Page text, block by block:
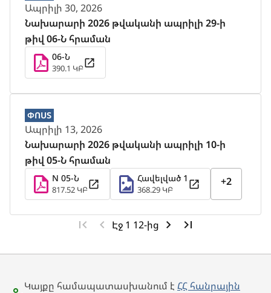
Ապրիլի 30, 2026
Նախարարի 2026 թվականի ապրիլի 29-ի
թիվ 06-Ն հրաման
06-Ն
390.1 ԿԲ
ՓՈՍՏ
Ապրիլի 13, 2026
Նախարարի 2026 թվականի ապրիլի 10-ի
թիվ 05-Ն հրաման
N 05-Ն
817.52 ԿԲ
Հավելված 1
368.29 ԿԲ
+2
Էջ 1 12-ից
Կայքը համապատասխանում է ՀՀ հանրային